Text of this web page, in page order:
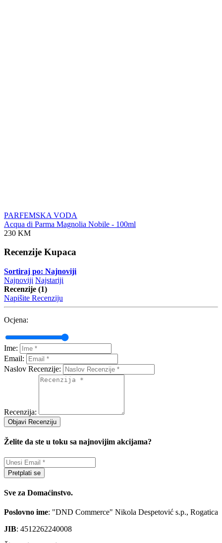
PARFEMSKA VODA
Acqua di Parma Magnolia Nobile - 100ml
230 KM
Recenzije Kupaca
Sortiraj po: Najnoviji
Najnoviji Najstariji
Recenzije (1)
Napišite Recenziju
Ocjena:
Ime:
Email:
Naslov Recenzije:
Recenzija:
Objavi Recenziju
Želite da ste u toku sa najnovijim akcijama?
Pretplati se
Sve za Domaćinstvo.
Poslovno ime: "DND Commerce" Nikola Despetović s.p., Rogatica
JIB: 4512262240008